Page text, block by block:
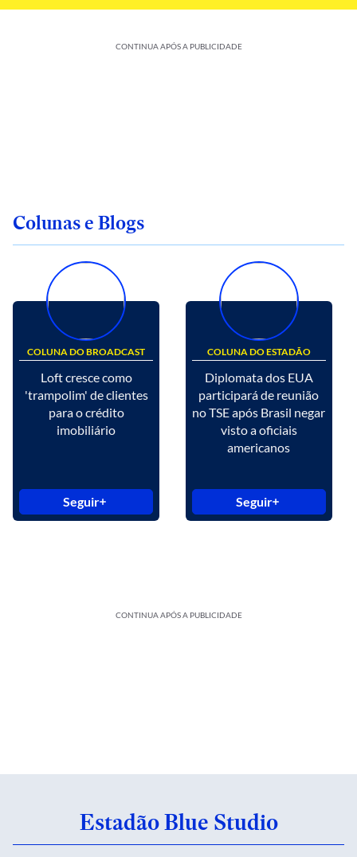
CONTINUA APÓS A PUBLICIDADE
Colunas e Blogs
COLUNA DO BROADCAST
Loft cresce como
'trampolim' de clientes
para o crédito
imobiliário
Seguir
COLUNA DO ESTADÃO
Diplomata dos EUA
participará de reunião
no TSE após Brasil negar
visto a oficiais
americanos
Seguir
CONTINUA APÓS A PUBLICIDADE
Estadão Blue Studio